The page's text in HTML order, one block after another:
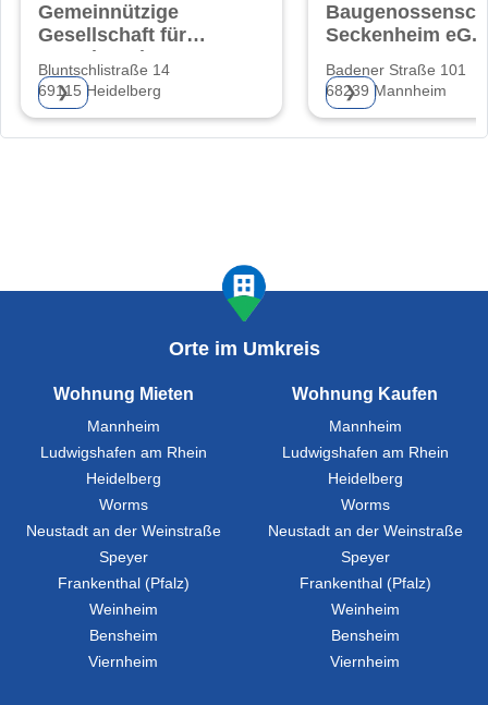
Gemeinnützige
Gesellschaft für
Grund- und
Bluntschlistraße 14
69115 Heidelberg
❯
Seckenheim eG.
Badener Straße 101
68239 Mannheim
❯
Orte im Umkreis
Wohnung Mieten
Mannheim
Ludwigshafen am Rhein
Heidelberg
Worms
Neustadt an der Weinstraße
Speyer
Frankenthal (Pfalz)
Weinheim
Bensheim
Viernheim
Wohnung Kaufen
Mannheim
Ludwigshafen am Rhein
Heidelberg
Worms
Neustadt an der Weinstraße
Speyer
Frankenthal (Pfalz)
Weinheim
Bensheim
Viernheim